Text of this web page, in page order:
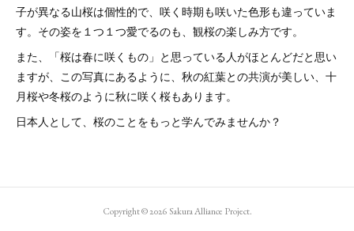
子が異なる山桜は個性的で、咲く時期も咲いた色形も違っていま
す。その姿を１つ１つ愛でるのも、観桜の楽しみ方です。
また、「桜は春に咲くもの」と思っている人がほとんどだと思い
ますが、この写真にあるように、秋の紅葉との共演が美しい、十
月桜や冬桜のように秋に咲く桜もあります。
日本人として、桜のことをもっと学んでみませんか？
Copyright ©2026 Sakura Alliance Project.